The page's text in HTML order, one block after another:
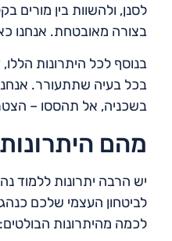
לסנן, ולהשוות בין מורים
בצורה מאובטחת. אנחנו
בנוסף לכל היתרונות
בכל בעיה שתתעורר.
בשכניה, אל תהססו –
מהם
יש הרבה יתרונות ללמוד
לביטחון העצמי שלכם
לכמה מהיתרונות הבולטים: